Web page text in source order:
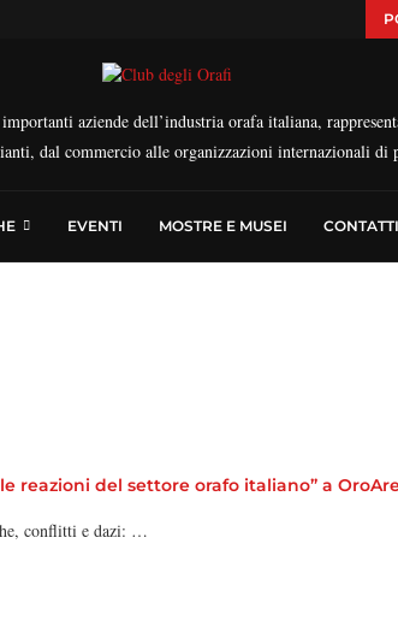
aziende dell’industria orafa italiana,
dal commercio alle organizzazioni internazionali di
EVENTI MOSTRE E MUSEI CONTATTI
reazioni del settore orafo italiano” a
conflitti e dazi: …